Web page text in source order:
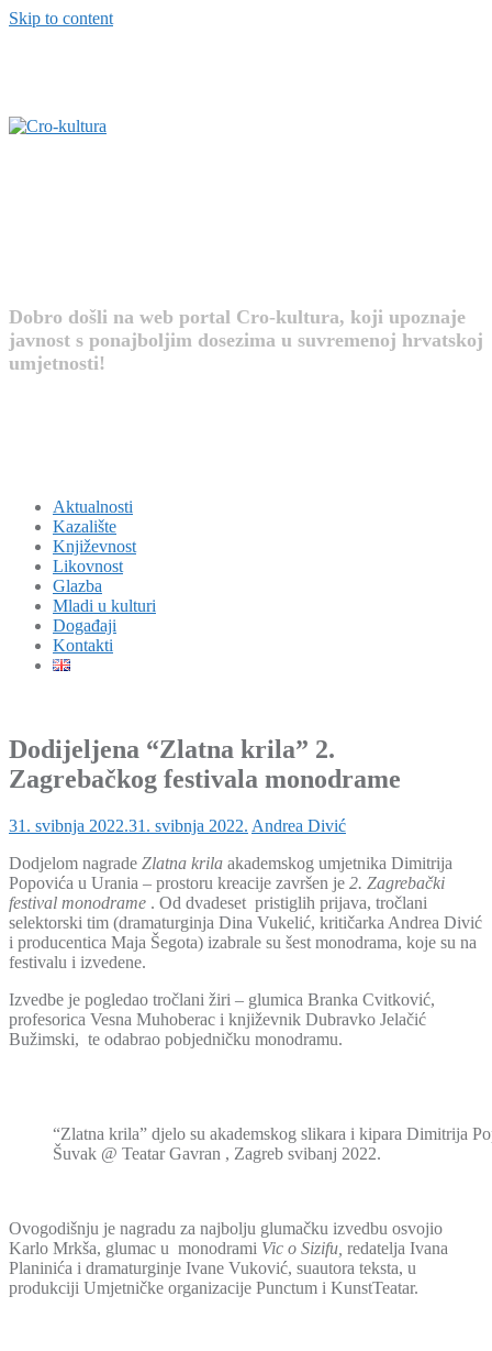
Skip to content
Dobro došli na web portal Cro-kultura, koji upoznaje
javnost s ponajboljim dosezima u suvremenoj hrvatskoj
umjetnosti!
Aktualnosti
Kazalište
Književnost
Likovnost
Glazba
Mladi u kulturi
Događaji
Kontakti
Dodijeljena “Zlatna krila” 2.
Zagrebačkog festivala monodrame
31. svibnja 2022.31. svibnja 2022. Andrea Divić
Dodjelom nagrade Zlatna krila akademskog umjetnika Dimitrija
Popovića u Urania – prostoru kreacije završen je 2. Zagrebački
festival monodrame . Od dvadeset pristiglih prijava, tročlani
selektorski tim (dramaturginja Dina Vukelić, kritičarka Andrea Divić
i producentica Maja Šegota) izabrale su šest monodrama, koje su na
festivalu i izvedene.
Izvedbe je pogledao tročlani žiri – glumica Branka Cvitković,
profesorica Vesna Muhoberac i književnik Dubravko Jelačić
Bužimski, te odabrao pobjedničku monodramu.
“Zlatna krila” djelo su akademskog slikara i kipara Dimitrija
Šuvak @ Teatar Gavran , Zagreb svibanj 2022.
Ovogodišnju je nagradu za najbolju glumačku izvedbu osvojio
Karlo Mrkša, glumac u monodrami Vic o Sizifu, redatelja Ivana
Planinića i dramaturginje Ivane Vuković, suautora teksta, u
produkciji Umjetničke organizacije Punctum i KunstTeatar.